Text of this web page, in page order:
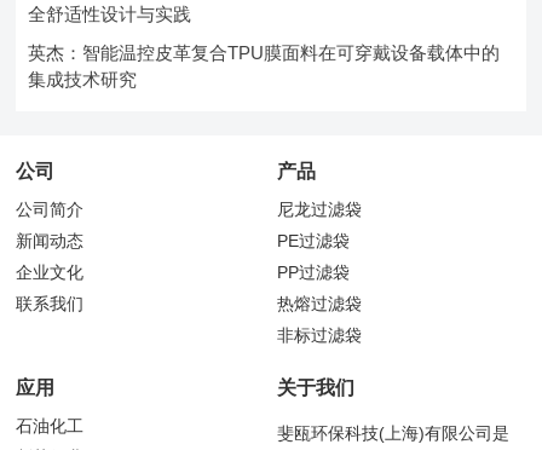
全舒适性设计与实践
英杰：智能温控皮革复合TPU膜面料在可穿戴设备载体中的
集成技术研究
公司
公司简介
新闻动态
企业文化
联系我们
产品
尼龙过滤袋
PE过滤袋
PP过滤袋
热熔过滤袋
非标过滤袋
应用
石油化工
关于我们
斐瓯环保科技(上海)有限公司是